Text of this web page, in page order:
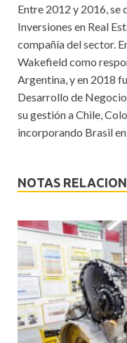
Entre 2012 y 2016, se
Inversiones en Real
compañía del sector.
Wakefield como
Argentina, y en 2018
Desarrollo de
su gestión a Chile,
incorporando Brasil
NOTAS